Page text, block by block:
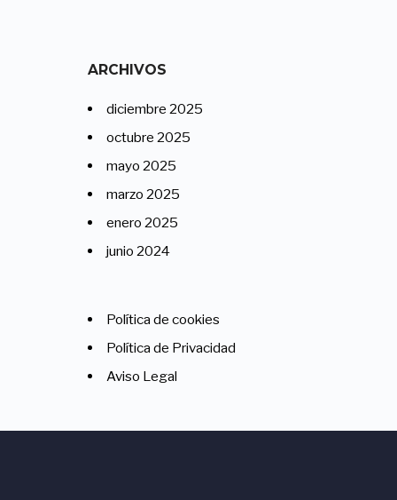
ARCHIVOS
diciembre 2025
octubre 2025
mayo 2025
marzo 2025
enero 2025
junio 2024
Política de cookies
Política de Privacidad
Aviso Legal